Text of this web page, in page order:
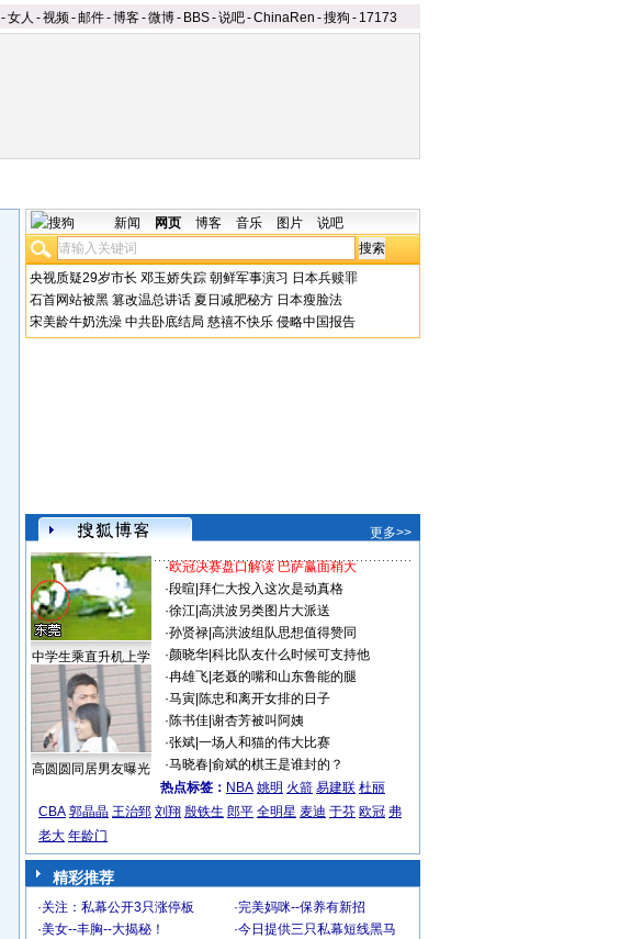
-女人 -视频-邮件-博客-微博- BBS-说吧-ChinaRen -搜狗 - 17173
新闻 网页 博客 音乐 图片 说吧
央视质疑29岁市长 邓玉娇失踪 朝鲜军事演习 日本兵赎罪
石首网站被黑 篡改温总讲话 夏日减肥秘方 日本瘦脸法
宋美龄牛奶洗澡 中共卧底结局 慈禧不快乐 侵略中国报告
更多>>
中学生乘直升机上学
高圆圆同居男友曝光
·欧冠决赛盘口解读 巴萨赢面稍大
·段暄 拜仁大投入这次是动真格
·徐江| 高洪波另类图片大派送
·孙贤禄| 高洪波组队思想值得赞同
·颜晓华| 科比队友什么时候可支持他
·冉雄飞| 老聂的嘴和山东鲁能的腿
·马寅| 陈忠和离开女排的日子
·陈书佳| 谢杏芳被叫阿姨
·张斌| 一场人和猫的伟大比赛
·马晓春| 俞斌的棋王是谁封的？
热点标签： NBA 姚明 火箭 易建联 杜丽
CBA 郭晶晶 王治郅 刘翔 殷铁生 郎平 全明星 麦迪 于芬 欧冠 弗
老大 年龄门
精彩推荐
·关注：私幕公开3只涨停板 ·完美妈咪--保养有新招
·美女--丰胸--大揭秘！ ·今日提供三只私幕短线黑马